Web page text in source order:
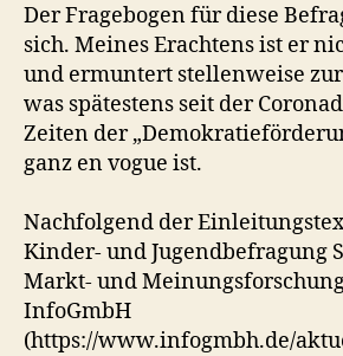
Der Fragebogen für diese
sich. Meines Erachtens ist er
und ermuntert stellenweise
was spätestens seit der
Zeiten der
ganz en vogue ist.
Nachfolgend der
Kinder- und Jugendbefragung
Markt- und
InfoGmbH
(https://www.infogmbh.de/